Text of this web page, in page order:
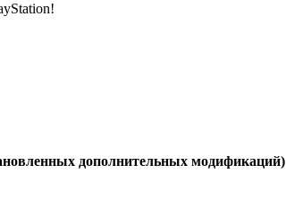
дополнительных модификаций)